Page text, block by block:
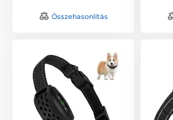
Összehasonlítás